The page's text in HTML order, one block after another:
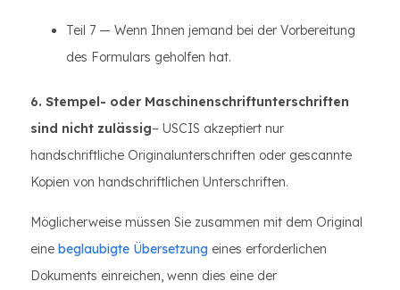
Teil 7 — Wenn Ihnen jemand bei der Vorbereitung
des Formulars geholfen hat.
6. Stempel- oder Maschinenschriftunterschriften
sind nicht zulässig– USCIS akzeptiert nur
handschriftliche Originalunterschriften oder gescannte
Kopien von handschriftlichen Unterschriften.
Möglicherweise müssen Sie zusammen mit dem Original
eine beglaubigte Übersetzung eines erforderlichen
Dokuments einreichen, wenn dies eine der